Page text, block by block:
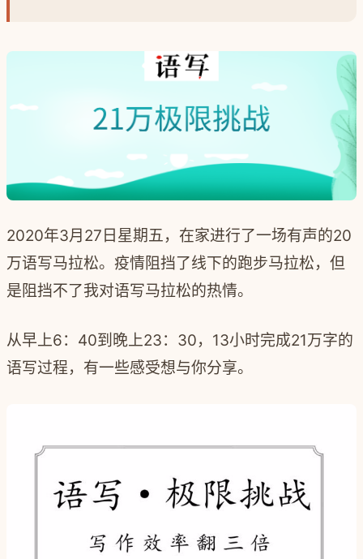
2020年3月27日星期五，在家进行了一场有声的20
万语写马拉松。疫情阻挡了线下的跑步马拉松，但
是阻挡不了我对语写马拉松的热情。
从早上6：40到晚上23：30，13小时完成21万字的
语写过程，有一些感受想与你分享。